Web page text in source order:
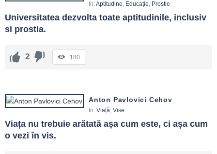
In:Aptitudine, Educație, Prostie
Universitatea dezvolta toate aptitudinile, inclusiv
si prostia.
2 180
Anton Pavlovici Cehov
In: Viață, Vise
Viața nu trebuie arătată așa cum este, ci așa cum
o vezi în vis.